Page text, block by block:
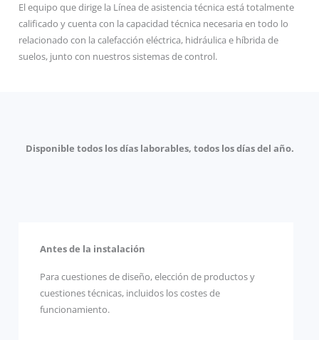
El equipo que dirige la Línea de asistencia técnica está totalmente
calificado y cuenta con la capacidad técnica necesaria en todo lo
relacionado con la calefacción eléctrica, hidráulica e híbrida de
suelos, junto con nuestros sistemas de control.
Disponible todos los días laborables, todos los días del año.
Antes de la instalación
Para cuestiones de diseño, elección de productos y
cuestiones técnicas, incluidos los costes de
funcionamiento.